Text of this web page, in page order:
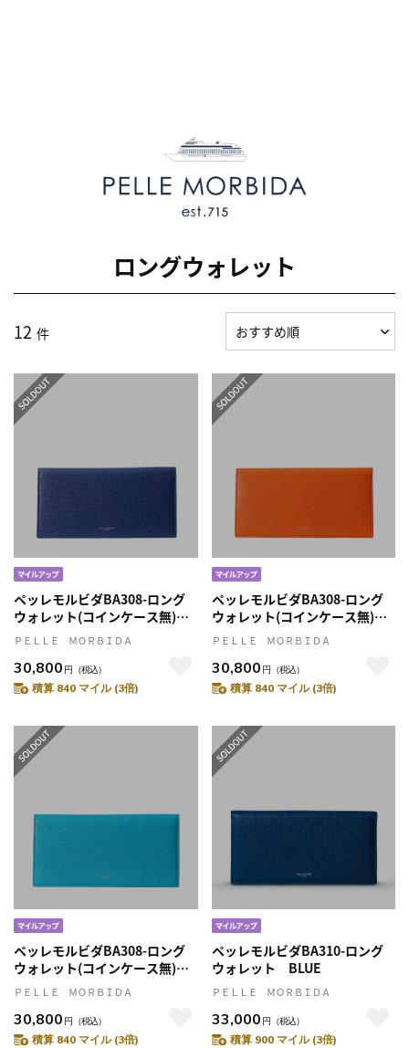
ロングウォレット
12 件
ペッレモルビダBA308-ロング
ウォレット(コインケース無)
BLUE
ＰＥＬＬＥ ＭＯＲＢＩＤＡ
30,800 円 （税込）
積算 840 マイル (3倍)
ペッレモルビダBA308-ロング
ウォレット(コインケース無)
ORANGE
ＰＥＬＬＥ ＭＯＲＢＩＤＡ
30,800 円 （税込）
積算 840 マイル (3倍)
ペッレモルビダBA308-ロング
ウォレット(コインケース無)
SAX
ＰＥＬＬＥ ＭＯＲＢＩＤＡ
30,800 円 （税込）
積算 840 マイル (3倍)
ペッレモルビダBA310-ロング
ウォレット BLUE
ＰＥＬＬＥ ＭＯＲＢＩＤＡ
33,000 円 （税込）
積算 900 マイル (3倍)